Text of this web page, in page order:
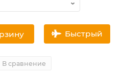
Быстрый
В сравнение